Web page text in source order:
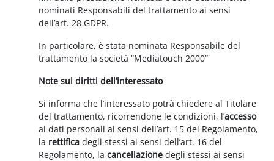
nominati Responsabili del trattamento ai sensi
dell’art. 28 GDPR.
In particolare, è stata nominata Responsabile del
trattamento la società “Mediatouch 2000”
Note sui diritti dell’interessato
Si informa che l’interessato potrà chiedere al Titolare
del trattamento, ricorrendone le condizioni, l’accesso
ai dati personali ai sensi dell’art. 15 del Regolamento,
la rettificadegli stessi ai sensi dell’art. 16 del
Regolamento, lacancellazione degli stessi ai sensi